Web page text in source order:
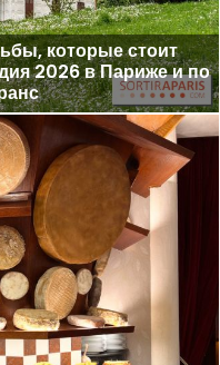
которые стоит
2026 в Париже и по